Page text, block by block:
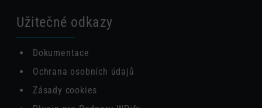
Užitečné odkazy
Dokumentace
Ochrana osobních údajů
Zásady cookies